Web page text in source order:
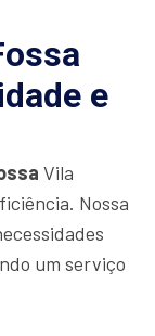
e
Vila
Nossa
um serviço